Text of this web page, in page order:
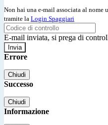
Non hai una e-mail associata al nome
tramite la Login Spaggiari
E-mail inviata, si prega di
Errore
Chiudi
Successo
Chiudi
Informazione